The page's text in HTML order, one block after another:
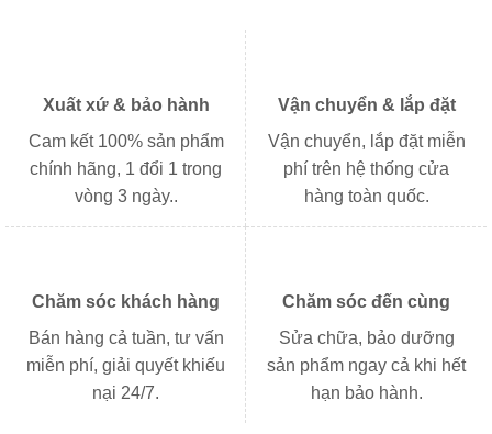
Xuất xứ & bảo hành
Cam kết 100% sản phẩm
chính hãng, 1 đổi 1 trong
vòng 3 ngày..
Vận chuyển & lắp đặt
Vận chuyển, lắp đặt miễn
phí trên hệ thống cửa
hàng toàn quốc.
Chăm sóc khách hàng
Bán hàng cả tuần, tư vấn
miễn phí, giải quyết khiếu
nại 24/7.
Chăm sóc đến cùng
Sửa chữa, bảo dưỡng
sản phẩm ngay cả khi hết
hạn bảo hành.